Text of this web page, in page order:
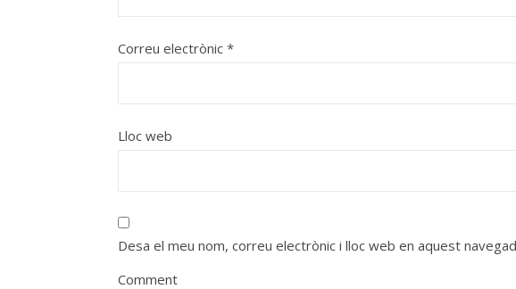
Correu electrònic *
Lloc web
Desa el meu nom, correu electrònic i lloc web en aquest
Comment